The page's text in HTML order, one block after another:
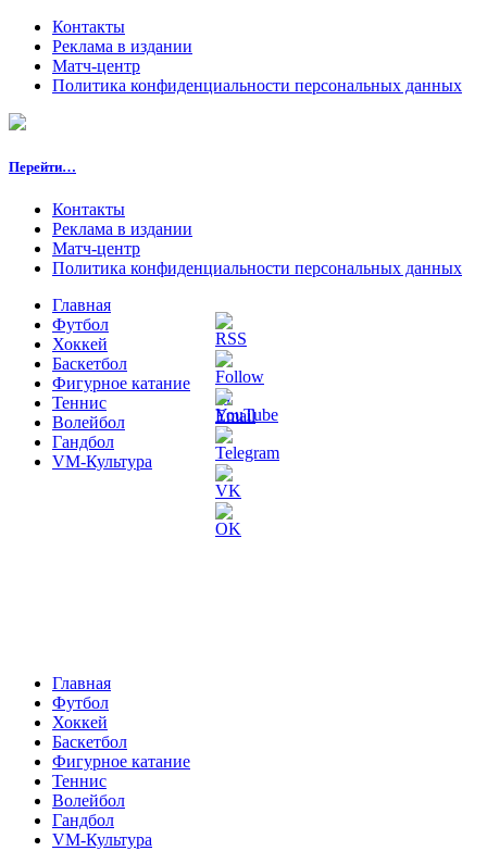
Контакты
Реклама в издании
Матч-центр
Политика конфиденциальности персональных данных
Перейти…
Контакты
Реклама в издании
Матч-центр
Политика конфиденциальности персональных данных
Главная
Футбол
Хоккей
Баскетбол
Фигурное катание
Теннис
Волейбол
Гандбол
VM-Культура
Главная
Футбол
Хоккей
Баскетбол
Фигурное катание
Теннис
Волейбол
Гандбол
VM-Культура